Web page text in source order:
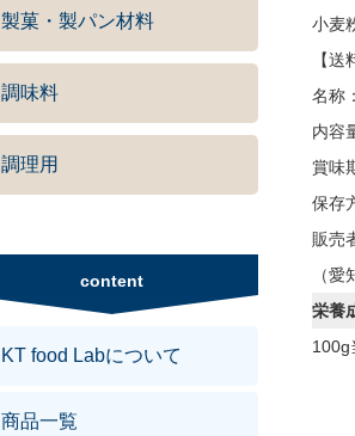
小麦
【
名称
内容
賞味
保存
販売
（
栄養
100g
製菓・製パン材料
調味料
調理用
content
KT food Labについて
商品一覧